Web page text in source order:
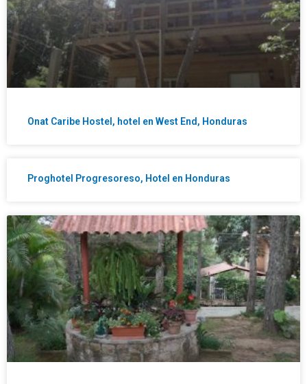
Onat Caribe Hostel, hotel en West End, Honduras
Proghotel Progresoreso, Hotel en Honduras